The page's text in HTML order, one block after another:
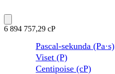
6 894 757,29 cP
Pascal-sekunda (Pa·s)
Viset (P)
Centipoise (cP)